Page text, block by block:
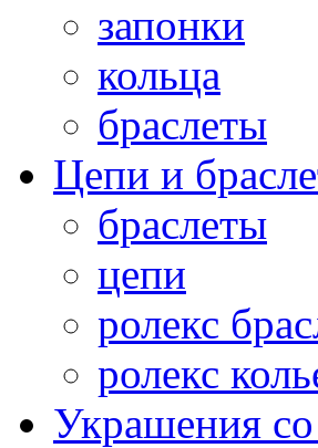
запонки
кольца
браслеты
Цепи и
браслеты
цепи
ролекс
ролекс
Украшения со